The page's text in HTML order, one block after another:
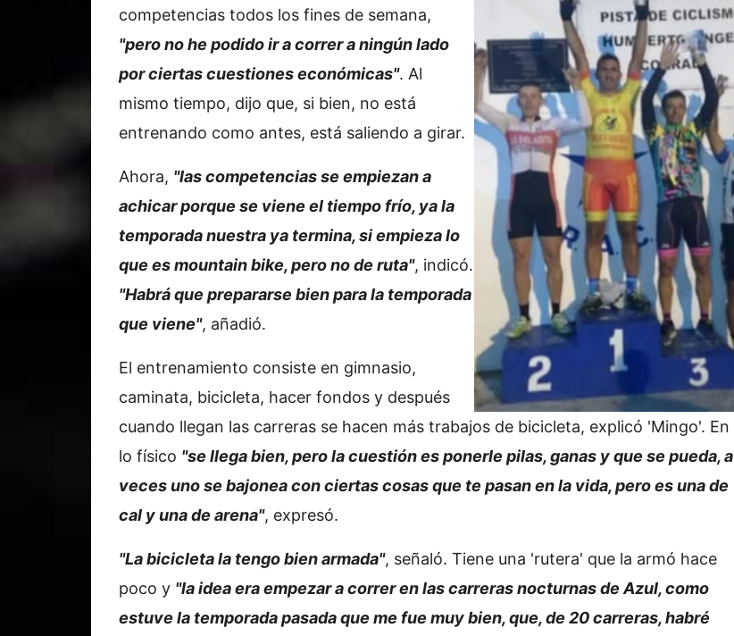
competencias todos los fines de semana,
"pero no he podido ir a correr a ningún lado
por ciertas cuestiones económicas". Al
mismo tiempo, dijo que, si bien, no está
entrenando como antes, está saliendo a girar.
Ahora, "las competencias se empiezan a
achicar porque se viene el tiempo frío, ya la
temporada nuestra ya termina, si empieza lo
que es mountain bike, pero no de ruta", indicó.
"Habrá que prepararse bien para la temporada
que viene", añadió.
El entrenamiento consiste en gimnasio,
caminata, bicicleta, hacer fondos y después
cuando llegan las carreras se hacen más trabajos de bicicleta, explicó 'Mingo'. En
lo físico "se llega bien, pero la cuestión es ponerle pilas, ganas y que se pueda, a
veces uno se bajonea con ciertas cosas que te pasan en la vida, pero es una de
cal y una de arena", expresó.
"La bicicleta la tengo bien armada", señaló. Tiene una 'rutera' que la armó hace
poco y "la idea era empezar a correr en las carreras nocturnas de Azul, como
estuve la temporada pasada que me fue muy bien, que, de 20 carreras, habré